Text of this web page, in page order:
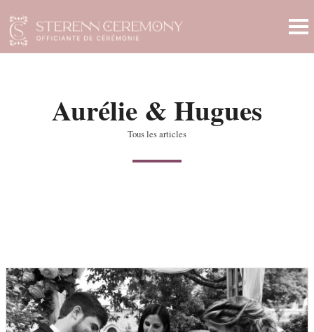
Aurélie & Hugues
Tous les articles